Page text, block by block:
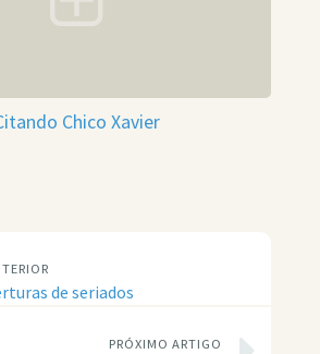
Chico Xavier
de seriados
PRÓXIMO ARTIGO